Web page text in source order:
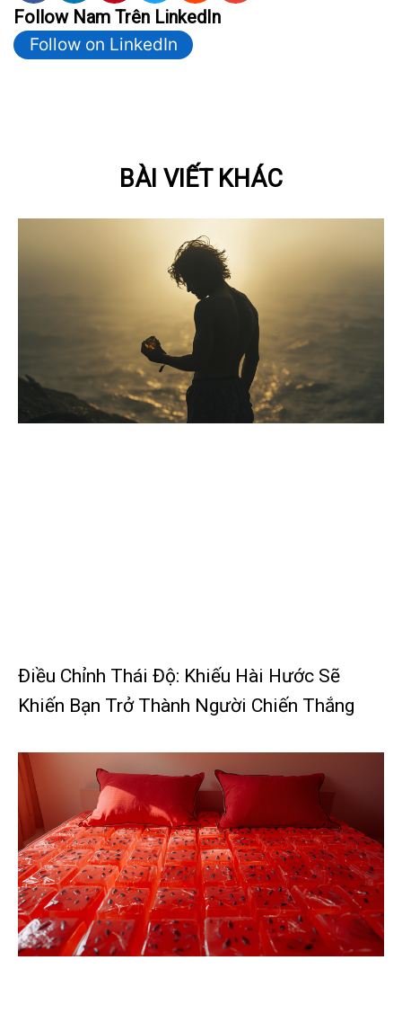
Follow Nam Trên LinkedIn
Follow on LinkedIn
BÀI VIẾT KHÁC
Điều Chỉnh Thái Độ: Khiếu Hài Hước Sẽ
Khiến Bạn Trở Thành Người Chiến Thắng